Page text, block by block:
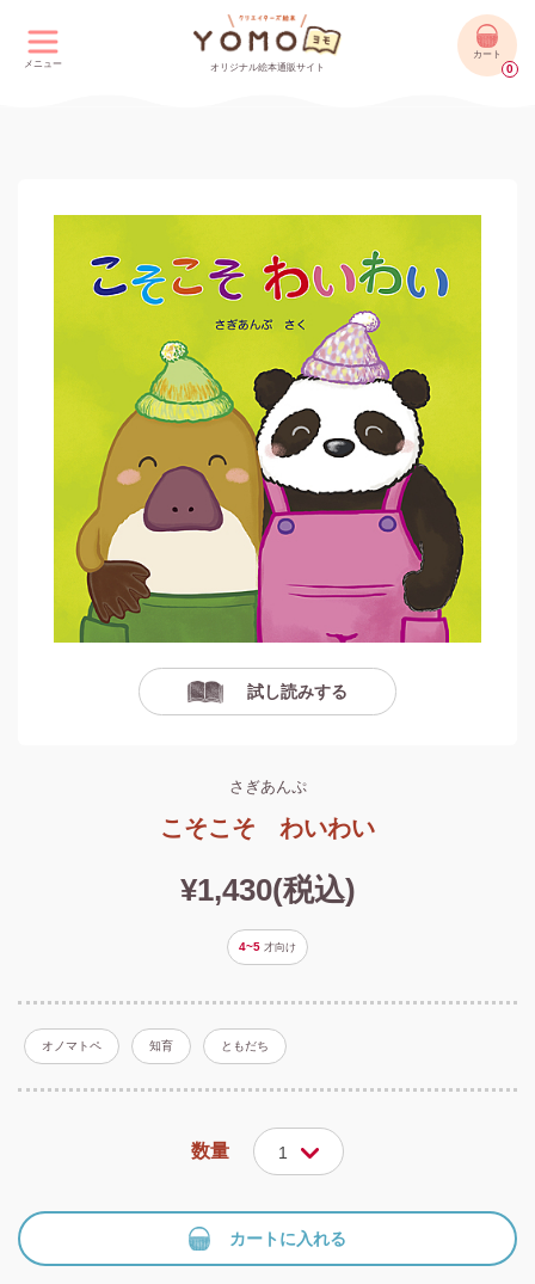
メニュー オリジナル絵本通販サイト
カート
0
試し読みする
さぎあんぷ
こそこそ わいわい
¥1,430(税込)
4~5 才向け
オノマトペ 知育 ともだち
数量 1
カートに入れる